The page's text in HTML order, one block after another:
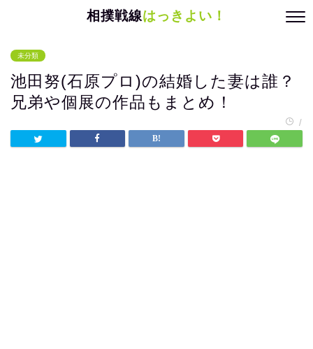
相撲戦線はっきよい！
未分類
池田努(石原プロ)の結婚した妻は誰？
兄弟や個展の作品もまとめ！
/